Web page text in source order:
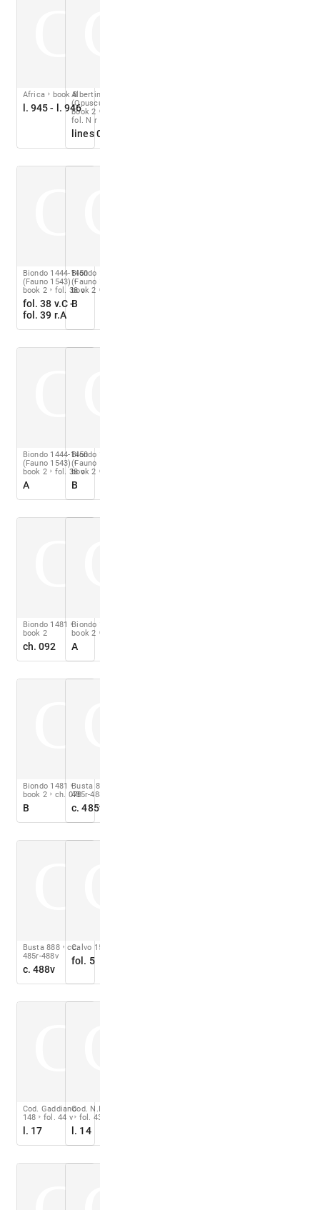
Africa book 8
l. 945 - l. 946
Albertini 1510
(Opusculum)
book 2
fol. N r
lines 09-27
Biondo 1444-1450
(Fauno 1543)
book 2
fol. 38 v
fol. 38 v.C -
fol. 39 r.A
Biondo 1444-1450
(Fauno 1543)
book 2
B
Biondo 1444-1450
(Fauno 1543)
book 2
fol. 38 v
A
Biondo 1444-1450
(Fauno 1543)
book 2
B
Biondo 1481
book 2
ch. 092
Biondo 1481
book 2
A
Biondo 1481
book 2
ch. 078
B
Busta 888
485r-488v
c. 485v
Busta 888
cc.
485r-488v
c. 488v
Calvo 1527
fol. 5
Cod. Gaddiano
148
fol. 44 v
l. 17
Cod. N.I. 15/1925
fol. 43r
l. 14